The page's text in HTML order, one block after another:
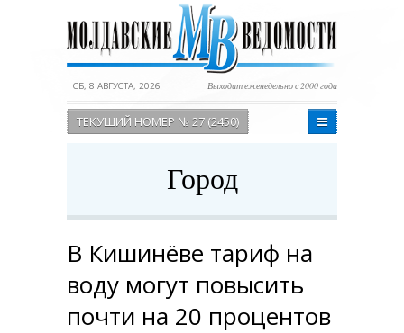
СБ, 8 АВГУСТА, 2026 Выходит еженедельно с 2000 года
ТЕКУЩИЙ НОМЕР № 27 (2450)
Город
В Кишинёве тариф на
воду могут повысить
почти на 20 процентов